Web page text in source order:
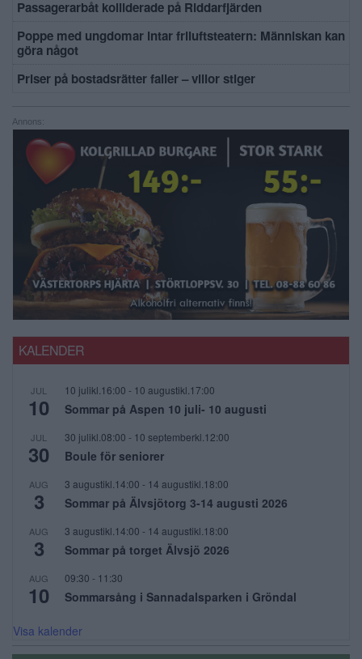
Passagerarbåt kolliderade på Riddarfjärden
Poppe med ungdomar intar friluftsteatern: Människan kan
göra något
Priser på bostadsrätter faller – villor stiger
Annons:
KALENDER
JUL
10
10 julikl.16:00 - 10 augustikl.17:00
Sommar på Aspen 10 juli- 10 augusti
JUL
30
30 julikl.08:00 - 10 septemberkl.12:00
Boule för seniorer
AUG
3
3 augustikl.14:00 - 14 augustikl.18:00
Sommar på Älvsjötorg 3-14 augusti 2026
AUG
3
3 augustikl.14:00 - 14 augustikl.18:00
Sommar på torget Älvsjö 2026
AUG
10
09:30 - 11:30
Sommarsång i Sannadalsparken i Gröndal
Visa kalender